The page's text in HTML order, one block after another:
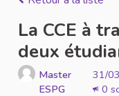
La CCE à
deux
Master
ESPG
31/
0